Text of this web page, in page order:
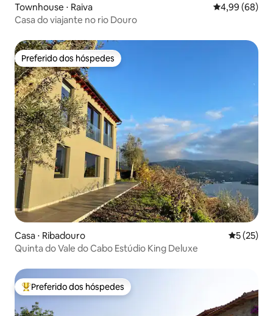
Townhouse ⋅ Raiva 4,99 de uma
4,99 (68)
Casa do viajante no rio Douro
Preferido dos hóspedes
Preferido dos hóspedes
Casa ⋅ Ribadouro 5 de uma
5 (25)
Quinta do Vale do Cabo Estúdio King Deluxe
Entre os melhores preferidos dos hóspedes
Preferido dos hóspedes